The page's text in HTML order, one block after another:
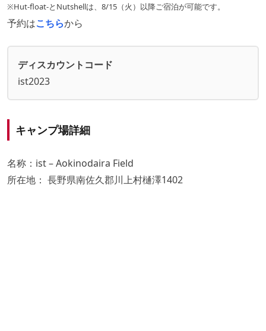
※Hut-float-とNutshellは、8/15（火）以降ご宿泊が可能です。
予約はこちらから
ディスカウントコード
ist2023
キャンプ場詳細
名称：ist – Aokinodaira Field
所在地： 長野県南佐久郡川上村樋澤1402